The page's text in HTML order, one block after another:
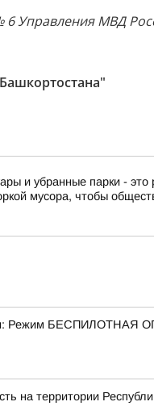
Управления МВД
и убранные парки -
мусора, чтобы
Режим БЕСПИЛОТНАЯ
на территории